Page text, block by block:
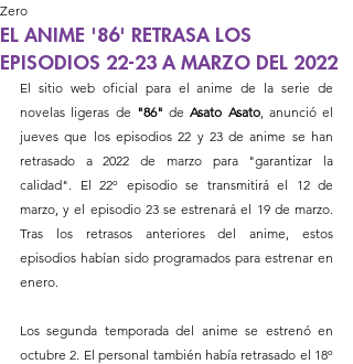
EL ANIME '86' RETRASA LOS
EPISODIOS 22-23 A MARZO DEL 2022
Zero
El sitio web oficial para el anime de la serie de
novelas ligeras de "86" de Asato Asato, anunció el
jueves que los episodios 22 y 23 de anime se han
retrasado a 2022 de marzo para "garantizar la
calidad". El 22º episodio se transmitirá el 12 de
marzo, y el episodio 23 se estrenará el 19 de marzo.
Tras los retrasos anteriores del anime, estos
episodios habían sido programados para estrenar en
enero.
Los segunda temporada del anime se estrenó en
octubre 2. El personal también había retrasado el 18º